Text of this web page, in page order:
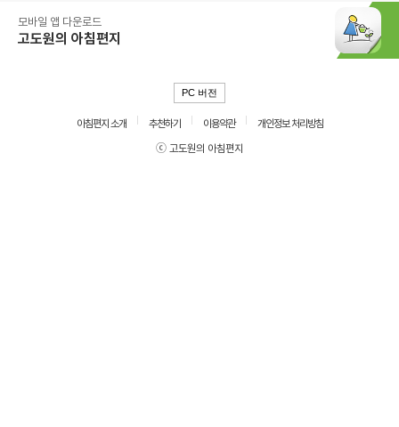
모바일 앱 다운로드
고도원의 아침편지
PC 버전
아침편지 소개 추천하기 이용약관
개인정보 처리방침
ⓒ 고도원의 아침편지